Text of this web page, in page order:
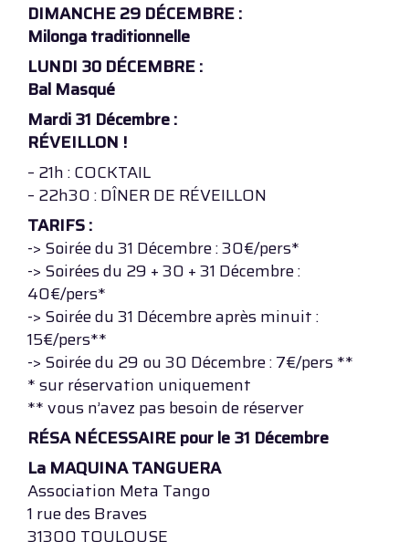
DIMANCHE 29 DÉCEMBRE :
Milonga traditionnelle
LUNDI 30 DÉCEMBRE :
Bal Masqué
Mardi 31 Décembre :
RÉVEILLON !
– 21h : COCKTAIL
– 22h30 : DÎNER DE RÉVEILLON
TARIFS :
-> Soirée du 31 Décembre : 30€/pers*
-> Soirées du 29 + 30 + 31 Décembre :
40€/pers*
-> Soirée du 31 Décembre après minuit :
15€/pers**
-> Soirée du 29 ou 30 Décembre : 7€/pers **
* sur réservation uniquement
** vous n’avez pas besoin de réserver
RÉSA NÉCESSAIRE pour le 31 Décembre
La MAQUINA TANGUERA
Association Meta Tango
1 rue des Braves
31300 TOULOUSE